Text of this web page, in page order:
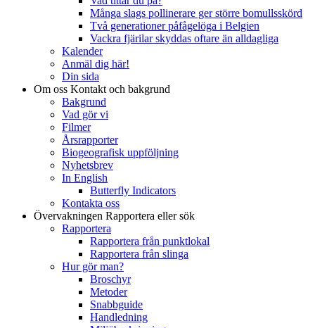
Många slags pollinerare ger större bomullsskörd
Två generationer påfågelöga i Belgien
Vackra fjärilar skyddas oftare än alldagliga
Kalender
Anmäl dig här!
Din sida
Om oss Kontakt och bakgrund
Bakgrund
Vad gör vi
Filmer
Årsrapporter
Biogeografisk uppföljning
Nyhetsbrev
In English
Butterfly Indicators
Kontakta oss
Övervakningen Rapportera eller sök
Rapportera
Rapportera från punktlokal
Rapportera från slinga
Hur gör man?
Broschyr
Metoder
Snabbguide
Handledning